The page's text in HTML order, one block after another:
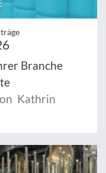
Branche
Kathrin